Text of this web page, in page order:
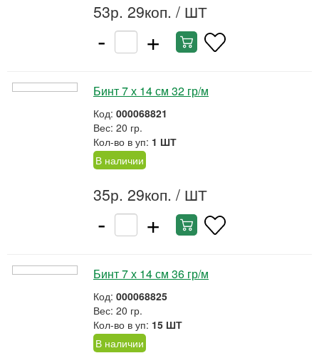
53р. 29коп. / ШТ
- +
Бинт 7 х 14 см 32 гр/м
Код: 000068821
Вес: 20 гр.
Кол-во в уп: 1 ШТ
В наличии
35р. 29коп. / ШТ
- +
Бинт 7 х 14 см 36 гр/м
Код: 000068825
Вес: 20 гр.
Кол-во в уп: 15 ШТ
В наличии